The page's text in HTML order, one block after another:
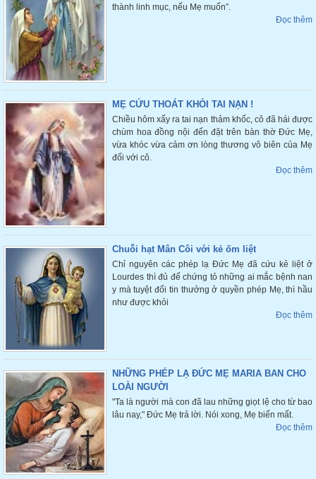
thành linh mục, nếu Mẹ muốn”.
Đọc thêm
MẸ CỨU THOÁT KHỎI TAI NẠN !
Chiều hôm xẩy ra tai nạn thảm khốc, cô đã hái được
chùm hoa đồng nội đến đặt trên bàn thờ Đức Mẹ,
vừa khóc vừa cảm ơn lòng thương vô biên của Mẹ
đối với cô.
Đọc thêm
Chuỗi hạt Mân Côi với kẻ ốm liệt
Chỉ nguyên các phép lạ Đức Mẹ đã cứu kẻ liệt ở
Lourdes thì đủ đế chứng tỏ những ai mắc bệnh nan
y mà tuyệt đối tin thưởng ở quyền phép Mẹ, thì hầu
như được khỏi
Đọc thêm
NHỮNG PHÉP LẠ ĐỨC MẸ MARIA BAN CHO
LOÀI NGƯỜI
"Ta là người mà con đã lau những giọt lệ cho từ bao
lâu nay," Đức Mẹ trả lời. Nói xong, Mẹ biến mất.
Đọc thêm